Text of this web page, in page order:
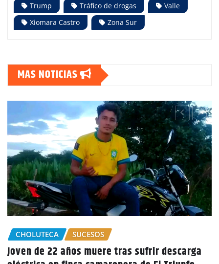
Trump
Tráfico de drogas
Valle
Xiomara Castro
Zona Sur
MAS NOTICIAS
GOBIERNO HONDURAS NACIONALES